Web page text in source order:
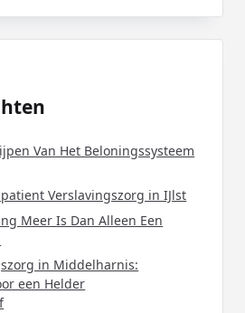
Van Het Beloningssysteem
Verslavingszorg in IJlst
Meer Is Dan Alleen Een
in Middelharnis:
een Helder